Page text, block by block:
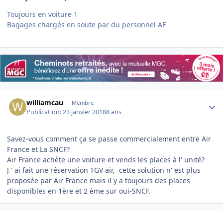
Toujours en voiture 1
Bagages chargés en soute par du personnel AF
williamcau Membre
Publication:23 janvier 20188 ans
Savez-vous comment ça se passe commercialement entre Air
France et La SNCF?
Air France achète une voiture et vends les places à l' unité?
J ' ai fait une réservation TGV air, cette solution n' est plus
proposée par Air France mais il y a toujours des places
disponibles en 1ère et 2 ème sur oui-SNCF.